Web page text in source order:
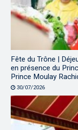
Fête du Trône |
en présence du
Prince Moulay
30/07/2026